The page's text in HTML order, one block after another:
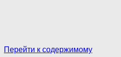
Перейти к содержимому